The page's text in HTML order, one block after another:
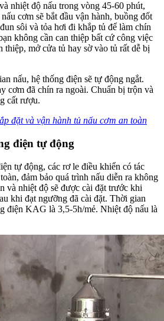
nhiệt độ nấu trong vòng 45-60 phút,
cơm sẽ bắt đầu vận hành, buồng đốt
sôi và tỏa hơi đi khắp tủ để làm chín
không cần can thiệp bất cứ công việc
thiệp, mở cửa tủ hay sờ vào tủ rất dễ bị
nấu, hệ thống điện sẽ tự động ngắt.
cơm đã chín ra ngoài. Chuẩn bị trộn và
cất rượu.
đặt và vận hành tủ nấu cơm an toàn
điện tự động
tự động, các rơ le điều khiển có tác
đảm bảo quá trình nấu diễn ra không
và nhiệt độ sẽ được cài đặt trước khi
khi đạt ngưỡng đã cài đặt. Thời gian
điện KAG là 3,5-5h/mẻ. Nhiệt độ nấu là